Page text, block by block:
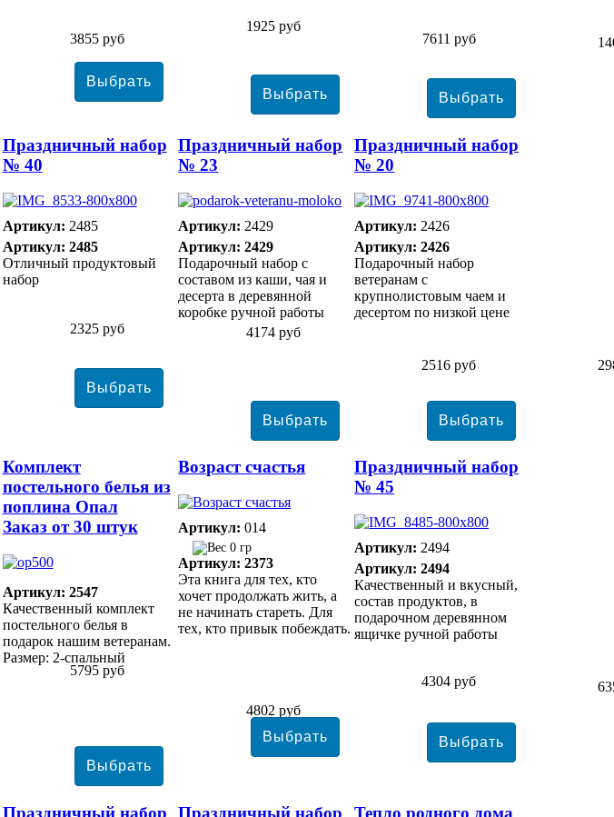
3855 руб
1925 руб
7611 руб
2325 руб
Праздничный набор
№ 40
Артикул: 2485
Артикул: 2485
Отличный продуктовый
набор
4174 руб
Праздничный набор
№ 23
Артикул: 2429
Артикул: 2429
Подарочный набор с
составом из каши, чая и
десерта в деревянной
коробке ручной работы
2516 руб
Праздничный набор
№ 20
Артикул: 2426
Артикул: 2426
Подарочный набор
ветеранам с
крупнолистовым чаем и
десертом по низкой цене
5795 руб
Комплект
постельного белья из
поплина Опал
Заказ от 30 штук
Артикул: 2547
Качественный комплект
постельного белья в
подарок нашим ветеранам.
Размер: 2-спальный
4802 руб
Возраст счастья
Артикул: 014
0 гр
Артикул: 2373
Эта книга для тех, кто
хочет продолжать жить, а
не начинать стареть. Для
тех, кто привык побеждать.
4304 руб
Праздничный набор
№ 45
Артикул: 2494
Артикул: 2494
Качественный и вкусный,
состав продуктов, в
подарочном деревянном
ящичке ручной работы
Праздничный набор Праздничный набор Тепло родного дома